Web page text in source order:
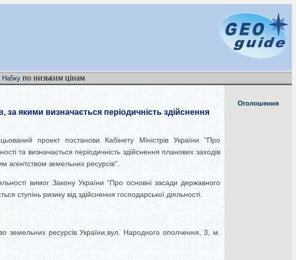
На5ку по низьким цінам
якими визначається періодичність здійснення
проект постанови Кабінету Міністрів України "Про
та визначається періодичність здійснення планових заходів
агентством земельних ресурсів".
вимог Закону України “Про основні засади державного
ступінь ризику від здійснення господарської діяльності.
земельних ресурсів України,вул. Народного ополчення, 3, м.
Оголошення